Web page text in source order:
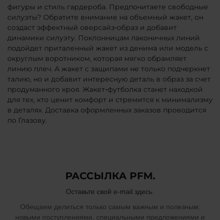
фигуры и стиль гардероба. Предпочитаете свободные
силуэты? Обратите внимание на объемный жакет, он
создаст эффектный оверсайз‑образ и добавит
динамики силуэту. Поклонницам лаконичных линий
подойдет приталенный жакет из денима или модель с
округлым воротником, которая мягко обрамляет
линию плеч. А жакет с защипами не только подчеркнет
талию, но и добавит интересную деталь в образ за счет
продуманного кроя. Жакет‑футболка станет находкой
для тех, кто ценит комфорт и стремится к минимализму
в деталях. Доставка оформленных заказов проводится
по Глазову.
РАССЫЛКА PFM.
Оставьте свой e-mail здесь.
Обещаем делиться только самым важным и полезным:
новыми поступлениями, специальными предложениями и